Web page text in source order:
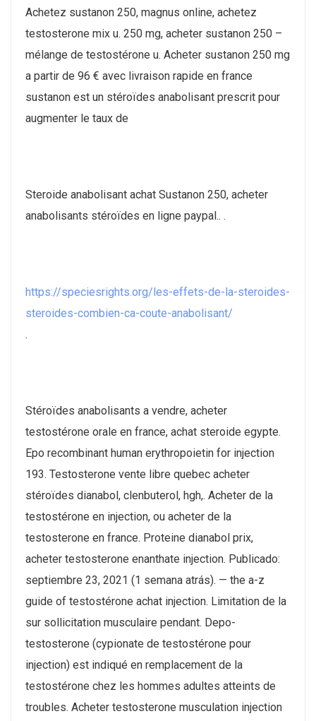
Achetez sustanon 250, magnus online, achetez
testosterone mix u. 250 mg, acheter sustanon 250 –
mélange de testostérone u. Acheter sustanon 250 mg
a partir de 96 € avec livraison rapide en france
sustanon est un stéroïdes anabolisant prescrit pour
augmenter le taux de
Steroide anabolisant achat Sustanon 250, acheter
anabolisants stéroïdes en ligne paypal.. .
https://speciesrights.org/les-effets-de-la-steroides-
steroides-combien-ca-coute-anabolisant/
.
Stéroïdes anabolisants a vendre, acheter
testostérone orale en france, achat steroide egypte.
Epo recombinant human erythropoietin for injection
193. Testosterone vente libre quebec acheter
stéroïdes dianabol, clenbuterol, hgh,. Acheter de la
testostérone en injection, ou acheter de la
testosterone en france. Proteine dianabol prix,
acheter testosterone enanthate injection. Publicado:
septiembre 23, 2021 (1 semana atrás). — the a-z
guide of testostérone achat injection. Limitation de la
sur sollicitation musculaire pendant. Depo-
testosterone (cypionate de testostérone pour
injection) est indiqué en remplacement de la
testostérone chez les hommes adultes atteints de
troubles. Acheter testosterone musculation injection